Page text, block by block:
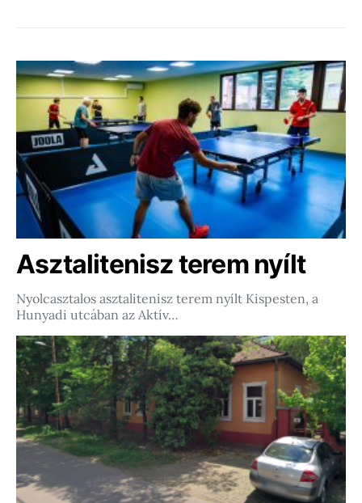
Asztalitenisz terem nyílt
Nyolcasztalos asztalitenisz terem nyílt Kispesten, a
Hunyadi utcában az Aktív…